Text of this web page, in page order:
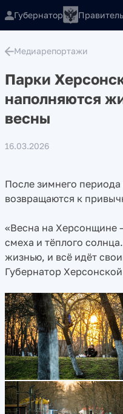
Губернатор
Медиарепортажи
Парки
наполняются
весны
16.03.2026
После зимнего
возвращаются к
«Весна на Херсонщине
смеха и тёплого
жизнью, и всё идёт
Губернатор